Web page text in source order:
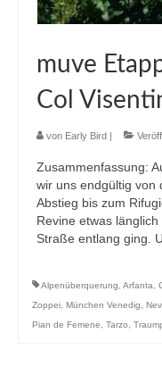
muve
Col
von Early Bird
Zusammenfassung:
wir uns endgültig von
Abstieg bis zum
Revine etwas
Straße entlang ging.
Alpenüberquerung, Arfanta,
Zoppei, München Venedig,
Pian de Femene, Tarzo,